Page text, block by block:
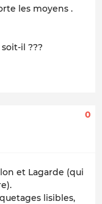
les moyens .
soit-il ???
0
et Lagarde (qui
lisibles,